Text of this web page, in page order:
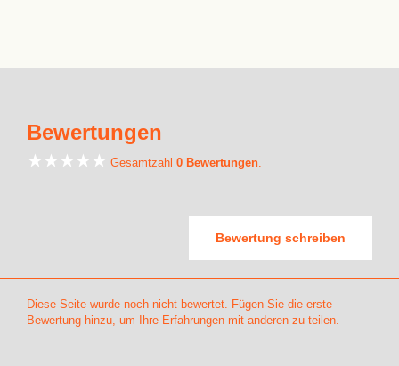
Bewertungen
Gesamtzahl 0 Bewertungen.
Bewertung schreiben
Diese Seite wurde noch nicht bewertet. Fügen Sie die erste
Bewertung hinzu, um Ihre Erfahrungen mit anderen zu teilen.